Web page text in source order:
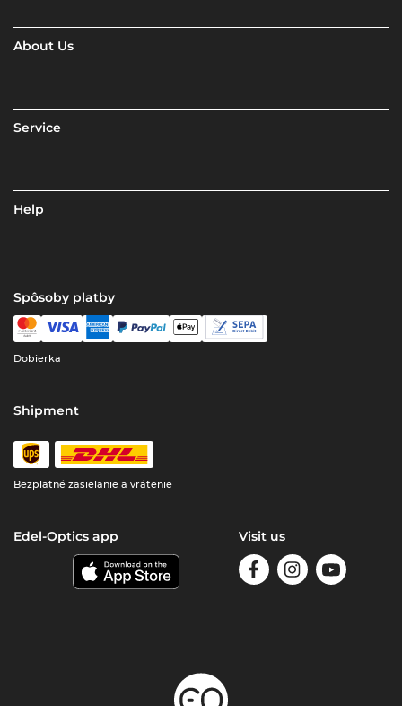
About Us
Service
Help
Spôsoby platby
Dobierka
Shipment
Bezplatné zasielanie a vrátenie
Edel-Optics app Visit us